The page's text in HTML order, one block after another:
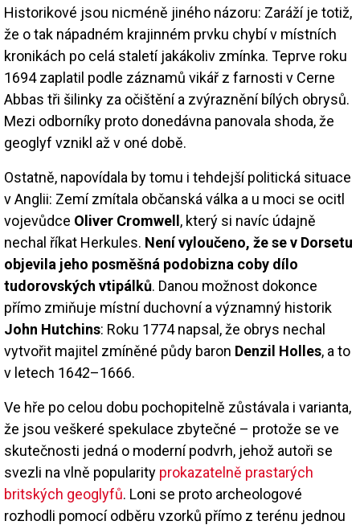
Historikové jsou nicméně jiného názoru: Zaráží je totiž,
že o tak nápadném krajinném prvku chybí v místních
kronikách po celá staletí jakákoliv zmínka. Teprve roku
1694 zaplatil podle záznamů vikář z farnosti v Cerne
Abbas tři šilinky za očištění a zvýraznění bílých obrysů.
Mezi odborníky proto donedávna panovala shoda, že
geoglyf vznikl až v oné době.
Ostatně, napovídala by tomu i tehdejší politická situace
v Anglii: Zemí zmítala občanská válka a u moci se ocitl
vojevůdce Oliver Cromwell, který si navíc údajně
nechal říkat Herkules. Není vyloučeno, že se v Dorsetu
objevila jeho posměšná podobizna coby dílo
tudorovských vtipálků. Danou možnost dokonce
přímo zmiňuje místní duchovní a významný historik
John Hutchins: Roku 1774 napsal, že obrys nechal
vytvořit majitel zmíněné půdy baron Denzil Holles, a to
v letech 1642–1666.
Ve hře po celou dobu pochopitelně zůstávala i varianta,
že jsou veškeré spekulace zbytečné – protože se ve
skutečnosti jedná o moderní podvrh, jehož autoři se
svezli na vlně popularity prokazatelně prastarých
britských geoglyfů. Loni se proto archeologové
rozhodli pomocí odběru vzorků přímo z terénu jednou